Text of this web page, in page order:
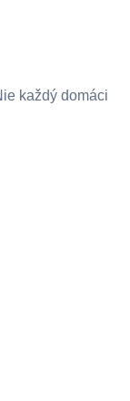
každý domáci